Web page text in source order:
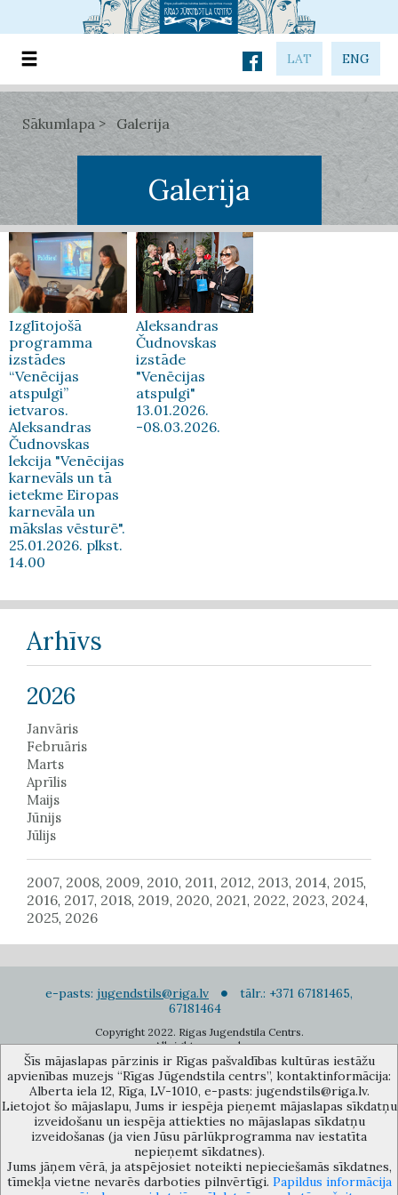
LAT ENG
Sākumlapa Galerija
Galerija
Izglītojošā
programma
izstādes
“Venēcijas
atspulgi”
ietvaros.
Aleksandras
Čudnovskas
lekcija "Venēcijas
karnevāls un tā
ietekme Eiropas
karnevāla un
mākslas vēsturē".
25.01.2026. plkst.
14.00
Aleksandras
Čudnovskas
izstāde
"Venēcijas
atspulgi"
13.01.2026.
-08.03.2026.
Arhīvs
2026
Janvāris
Februāris
Marts
Aprīlis
Maijs
Jūnijs
Jūlijs
2007, 2008, 2009, 2010, 2011, 2012, 2013, 2014, 2015,
2016, 2017, 2018, 2019, 2020, 2021, 2022, 2023, 2024,
2025, 2026
e-pasts: jugendstils@riga.lv
tālr.: +371 67181465,
67181464
Copyright 2022. Rigas Jugendstila Centrs.
All right reserved.
Pierakstīties jaunumiem
Rīgas pašvaldības kultūras iestāžu apvienības muzejs “Rīgas Jūgendstila
centrs”, Alberta iela 12, Rīga, LV 1010, Latvija (durvju kods: 12),
Šīs mājaslapas pārzinis ir Rīgas pašvaldības kultūras iestāžu
apvienības muzejs “Rīgas Jūgendstila centrs”, kontaktinformācija:
Alberta iela 12, Rīga, LV-1010, e-pasts: jugendstils@riga.lv.
Lietojot šo mājaslapu, Jums ir iespēja pieņemt mājaslapas sīkdatņu
izveidošanu un iespēja attiekties no mājaslapas sīkdatņu
izveidošanas (ja vien Jūsu pārlūkprogramma nav iestatīta
nepieņemt sīkdatnes).
Jums jāņem vērā, ja atspējosiet noteikti nepieciešamās sīkdatnes,
tīmekļa vietne nevarēs darboties pilnvērtīgi. Papildus informācija